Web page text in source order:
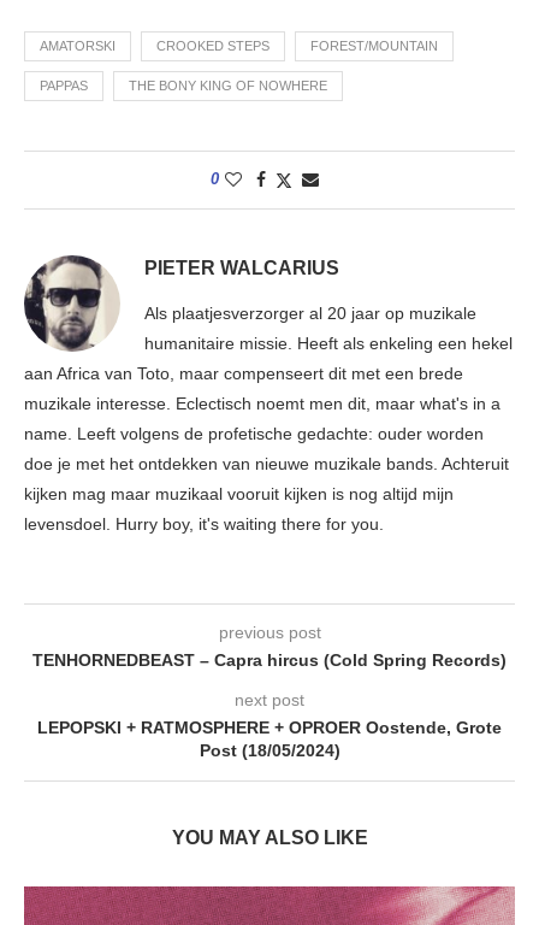
AMATORSKI CROOKED STEPS FOREST/MOUNTAIN
PAPPAS THE BONY KING OF NOWHERE
0
PIETER WALCARIUS
Als plaatjesverzorger al 20 jaar op muzikale
humanitaire missie. Heeft als enkeling een hekel
aan Africa van Toto, maar compenseert dit met een brede
muzikale interesse. Eclectisch noemt men dit, maar what's in a
name. Leeft volgens de profetische gedachte: ouder worden
doe je met het ontdekken van nieuwe muzikale bands. Achteruit
kijken mag maar muzikaal vooruit kijken is nog altijd mijn
levensdoel. Hurry boy, it's waiting there for you.
previous post
TENHORNEDBEAST – Capra hircus (Cold Spring Records)
next post
LEPOPSKI + RATMOSPHERE + OPROER Oostende, Grote
Post (18/05/2024)
YOU MAY ALSO LIKE